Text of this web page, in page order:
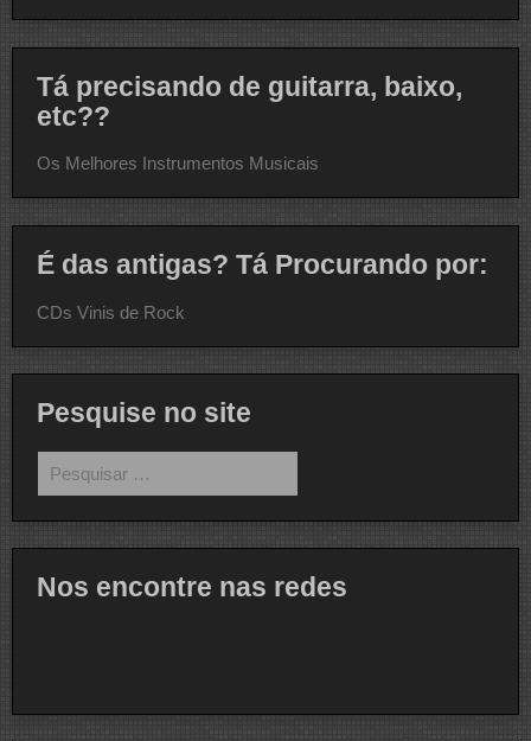
Tá precisando de guitarra, baixo,
etc??
Os Melhores Instrumentos Musicais
É das antigas? Tá Procurando por:
CDs Vinis de Rock
Pesquise no site
por:
Nos encontre nas redes